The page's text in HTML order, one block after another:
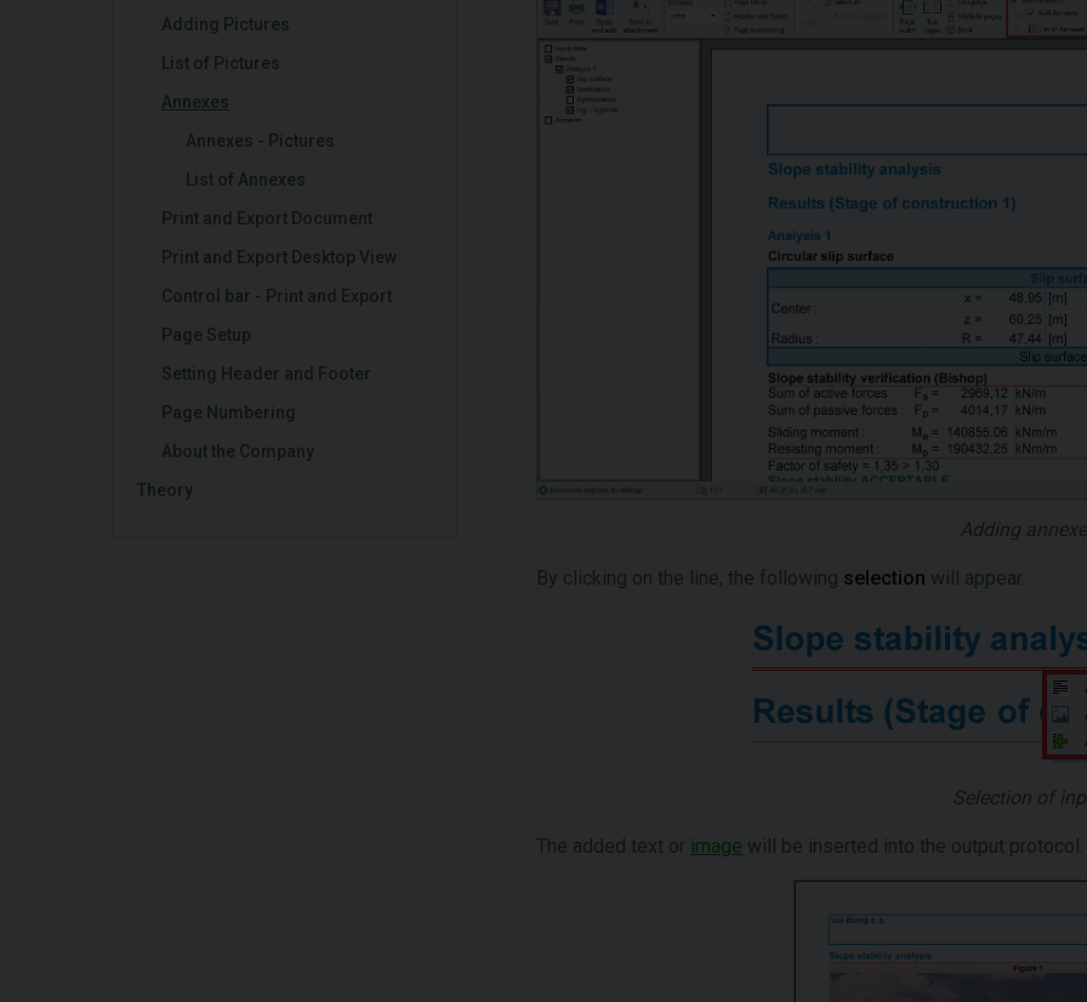
Adding Pictures
List of Pictures
Annexes
Annexes - Pictures
List of Annexes
Print and Export Document
Print and Export Desktop View
Control bar - Print and Export
Page Setup
Setting Header and Footer
Page Numbering
About the Company
Theory
Adding
By clicking on the line, the following selection will appear.
Selection of
The added text or image will be inserted into the output protocol.